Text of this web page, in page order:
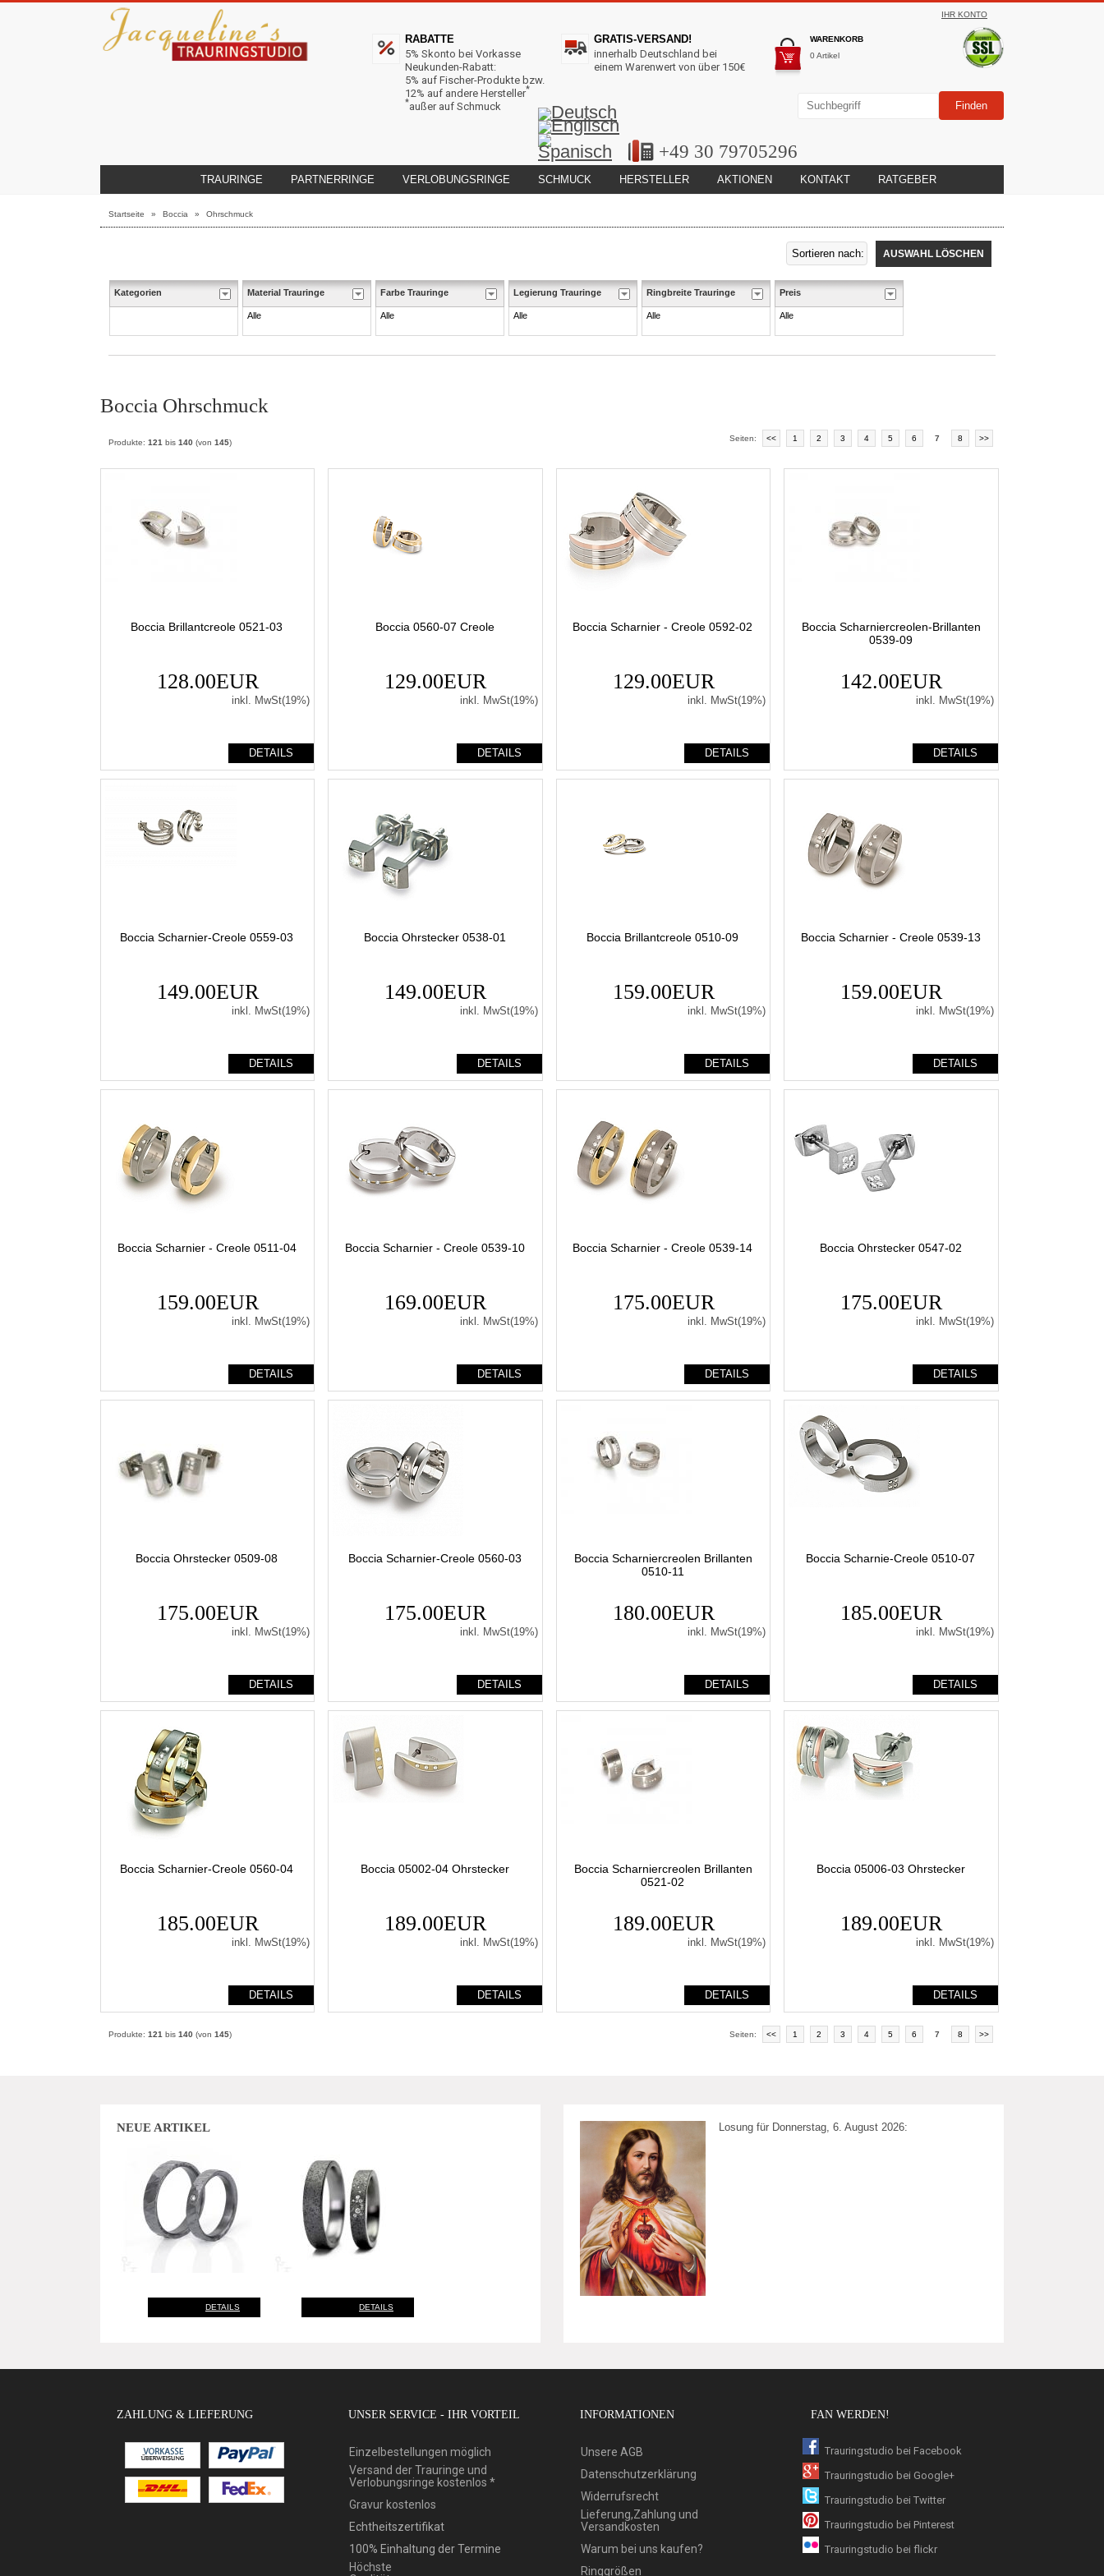
IHR KONTO
WARENKORB
0 Artikel
RABATTE
5% Skonto bei Vorkasse
Neukunden-Rabatt:
5% auf Fischer-Produkte bzw.
12% auf andere Hersteller*
*außer auf Schmuck
GRATIS-VERSAND!
innerhalb Deutschland bei
einem Warenwert von über 150€
+49 30 79705296
TRAURINGE PARTNERRINGE VERLOBUNGSRINGE SCHMUCK HERSTELLER AKTIONEN KONTAKT RATGEBER
Startseite » Boccia » Ohrschmuck
AUSWAHL LÖSCHEN
Kategorien Material Trauringe
Alle
Farbe Trauringe
Alle
Legierung Trauringe
Alle
Ringbreite Trauringe
Alle
Preis
Alle
Boccia Ohrschmuck
Produkte: 121 bis 140 (von 145) Seiten: << 1 2 3 4 5 6 7 8 >>
Boccia Brillantcreole 0521-03
128.00EUR
inkl. MwSt(19%)
DETAILS
Boccia 0560-07 Creole
129.00EUR
inkl. MwSt(19%)
DETAILS
Boccia Scharnier - Creole 0592-02
129.00EUR
inkl. MwSt(19%)
DETAILS
Boccia Scharniercreolen-Brillanten
0539-09
142.00EUR
inkl. MwSt(19%)
DETAILS
Boccia Scharnier-Creole 0559-03
149.00EUR
inkl. MwSt(19%)
DETAILS
Boccia Ohrstecker 0538-01
149.00EUR
inkl. MwSt(19%)
DETAILS
Boccia Brillantcreole 0510-09
159.00EUR
inkl. MwSt(19%)
DETAILS
Boccia Scharnier - Creole 0539-13
159.00EUR
inkl. MwSt(19%)
DETAILS
Boccia Scharnier - Creole 0511-04
159.00EUR
inkl. MwSt(19%)
DETAILS
Boccia Scharnier - Creole 0539-10
169.00EUR
inkl. MwSt(19%)
DETAILS
Boccia Scharnier - Creole 0539-14
175.00EUR
inkl. MwSt(19%)
DETAILS
Boccia Ohrstecker 0547-02
175.00EUR
inkl. MwSt(19%)
DETAILS
Boccia Ohrstecker 0509-08
175.00EUR
inkl. MwSt(19%)
DETAILS
Boccia Scharnier-Creole 0560-03
175.00EUR
inkl. MwSt(19%)
DETAILS
Boccia Scharniercreolen Brillanten
0510-11
180.00EUR
inkl. MwSt(19%)
DETAILS
Boccia Scharnie-Creole 0510-07
185.00EUR
inkl. MwSt(19%)
DETAILS
Boccia Scharnier-Creole 0560-04
185.00EUR
inkl. MwSt(19%)
DETAILS
Boccia 05002-04 Ohrstecker
189.00EUR
inkl. MwSt(19%)
DETAILS
Boccia Scharniercreolen Brillanten
0521-02
189.00EUR
inkl. MwSt(19%)
DETAILS
Boccia 05006-03 Ohrstecker
189.00EUR
inkl. MwSt(19%)
DETAILS
Produkte: 121 bis 140 (von 145) Seiten: << 1 2 3 4 5 6 7 8 >>
NEUE ARTIKEL
DETAILS DETAILS
Losung für Donnerstag, 6. August 2026:
ZAHLUNG & LIEFERUNG UNSER SERVICE - IHR VORTEIL
Einzelbestellungen möglich
Versand der Trauringe und
Verlobungsringe kostenlos *
Gravur kostenlos
Echtheitszertifikat
100% Einhaltung der Termine
Höchste
INFORMATIONEN
Unsere AGB
Datenschutzerklärung
Widerrufsrecht
Lieferung,Zahlung und
Versandkosten
Warum bei uns kaufen?
Ringgrößen
FAN WERDEN!
Trauringstudio bei Facebook
Trauringstudio bei Google+
Trauringstudio bei Twitter
Trauringstudio bei Pinterest
Trauringstudio bei flickr